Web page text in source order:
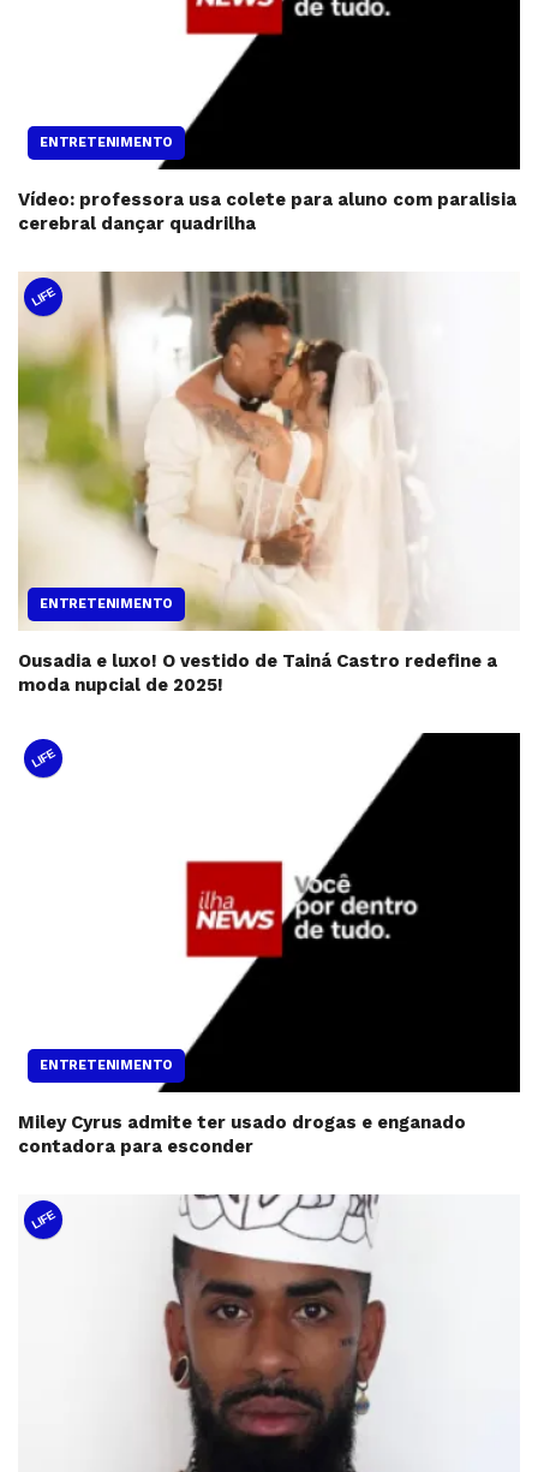
ENTRETENIMENTO
Vídeo: professora usa colete para aluno com paralisia
cerebral dançar quadrilha
LIFE
ENTRETENIMENTO
Ousadia e luxo! O vestido de Tainá Castro redefine a
moda nupcial de 2025!
LIFE
ENTRETENIMENTO
Miley Cyrus admite ter usado drogas e enganado
contadora para esconder
LIFE